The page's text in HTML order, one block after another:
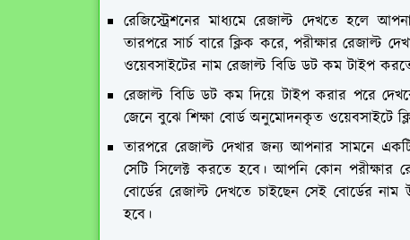
রেজিস্ট্রেশনের মাধ্যমে রেজাল্ট দেখতে হলে
তারপরে সার্চ বারে ক্লিক করে, পরীক্ষার রেজাল্ট
ওয়েবসাইটের নাম রেজাল্ট বিডি ডট কম টাইপ
রেজাল্ট বিডি ডট কম দিয়ে টাইপ করার পরে
জেনে বুঝে শিক্ষা বোর্ড অনুমোদনকৃত ওয়েবসাইটে
তারপরে রেজাল্ট দেখার জন্য আপনার সামনে
সেটি সিলেক্ট করতে হবে। আপনি কোন পরীক্ষার
বোর্ডের রেজাল্ট দেখতে চাইছেন সেই বোর্ডের
হবে।